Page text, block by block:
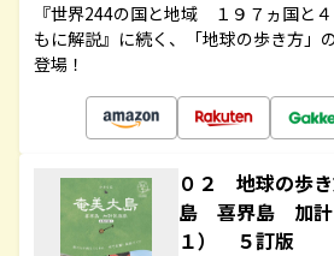
『世界244の国と地域 １９７ヵ国と
もに解説』に続く、「地球の歩き方」
登場！
０２ 地球の歩
島 喜界島 加計
１） ５訂版